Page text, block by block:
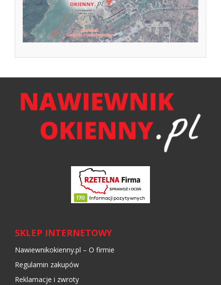
SKLEP INTERNETOWY
Nawiewnikokienny.pl – O firmie
Regulamin zakupów
Reklamacje i zwroty